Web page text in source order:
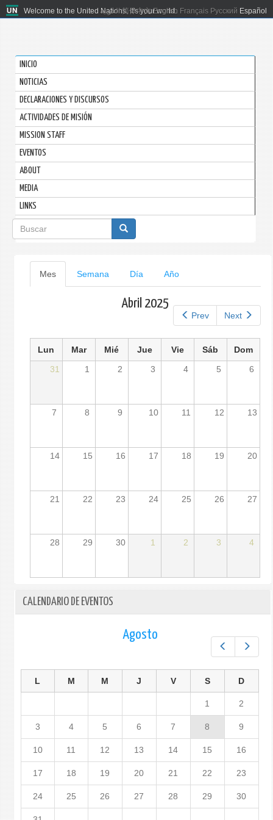
Welcome to the United Nations. It's your world.
العربية 简体中文 English Français Русский Español
INICIO
NOTICIAS
DECLARACIONES Y DISCURSOS
ACTIVIDADES DE MISIÓN
MISSION STAFF
EVENTOS
ABOUT
MEDIA
LINKS
Formulario
de
búsqueda
Solapas
principales
Mes(solapa
activa)
Semana Día Año
Prev Next
Abril 2025
Lun Mar Mié Jue Vie Sáb
Dom
31
1 2 3 4 5 6
7 8 9 10 11 12 13
14 15 16 17 18 19 20
21 22 23 24 25 26 27
28 29 30 1 2 3 4
CALENDARIO DE EVENTOS
Agosto
L M M J V S D
1 2
3 4 5 6 7 8 9
10 11 12 13 14 15 16
17 18 19 20 21 22 23
24 25 26 27 28 29 30